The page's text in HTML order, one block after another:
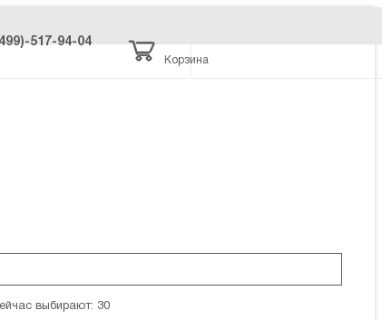
517-94-04
Корзина
выбирают: 30